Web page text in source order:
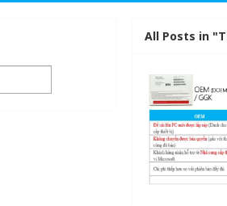
All Posts in